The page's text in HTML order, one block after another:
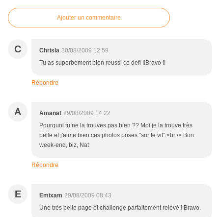
Ajouter un commentaire
C Chrisla 30/08/2009 12:59
Tu as superbement bien reussi ce defi !!Bravo !!
Répondre
A Amanat 29/08/2009 14:22
Pourquoi tu ne la trouves pas bien ?? Moi je la trouve très
belle et j'aime bien ces photos prises "sur le vif".<br /> Bon
week-end, biz, Nat
Répondre
E Emixam 29/08/2009 08:43
Une très belle page et challenge parfaitement relevé!! Bravo.